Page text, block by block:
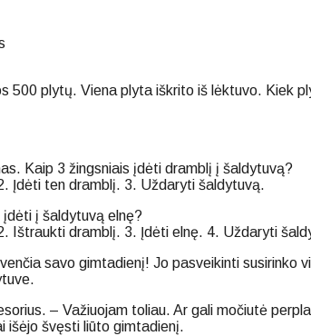
500 plytų. Viena plyta iškrito iš lėktuvo. Kiek
Kaip 3 žingsniais įdėti dramblį į šaldytuvą?
Įdėti ten dramblį. 3. Uždaryti šaldytuvą.
į šaldytuvą elnę?
Ištraukti dramblį. 3. Įdėti elnę. 4. Uždaryti
savo gimtadienį! Jo pasveikinti susirinko
– Važiuojam toliau. Ar gali močiutė
išėjo švęsti liūto gimtadienį.